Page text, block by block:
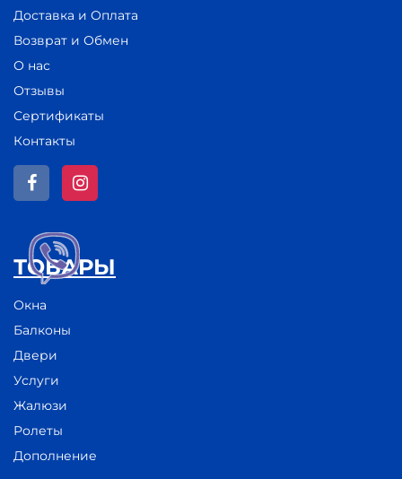
Доставка и Оплата
Возврат и Обмен
О нас
Отзывы
Сертификаты
Контакты
ТОВАРЫ
Окна
Балконы
Двери
Услуги
Жалюзи
Ролеты
Дополнение